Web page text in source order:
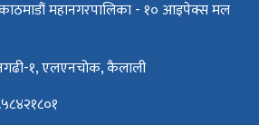
काठमाडौं महानगरपालिका - १० आइपेक्स मल
१, एलएनचोक, कैलाली